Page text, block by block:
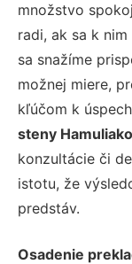
množstvo
radi, ak sa k
sa snažíme
možnej miere,
kľúčom k
steny
konzultácie či
istotu, že
predstáv.
Osadenie